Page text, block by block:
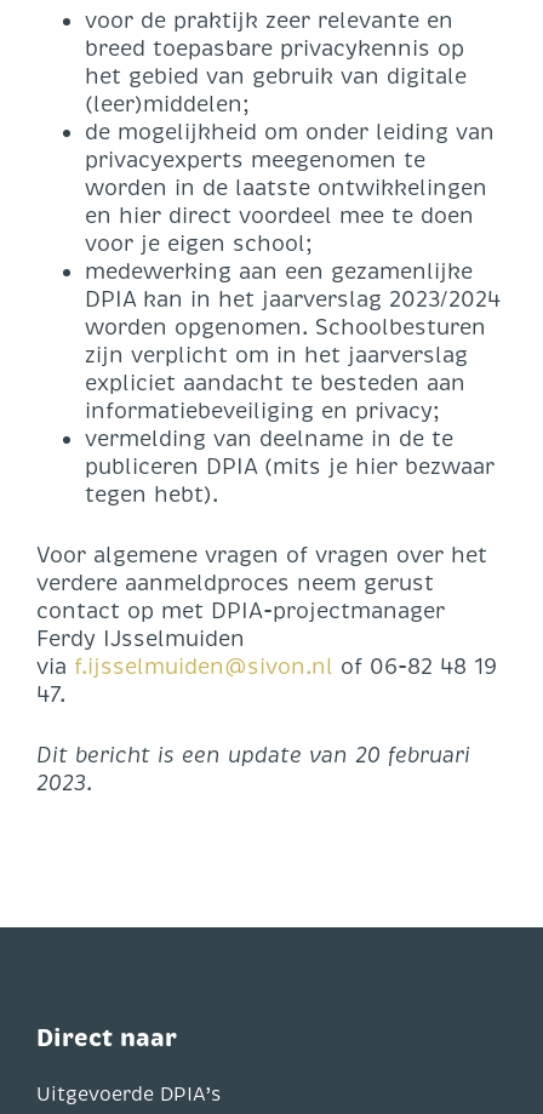
voor de praktijk zeer relevante en
breed toepasbare privacykennis op
het gebied van gebruik van digitale
(leer)middelen;
de mogelijkheid om onder leiding van
privacyexperts meegenomen te
worden in de laatste ontwikkelingen
en hier direct voordeel mee te doen
voor je eigen school;
medewerking aan een gezamenlijke
DPIA kan in het jaarverslag 2023/2024
worden opgenomen. Schoolbesturen
zijn verplicht om in het jaarverslag
expliciet aandacht te besteden aan
informatiebeveiliging en privacy;
vermelding van deelname in de te
publiceren DPIA (mits je hier bezwaar
tegen hebt).
Voor algemene vragen of vragen over het
verdere aanmeldproces neem gerust
contact op met DPIA-projectmanager
Ferdy IJsselmuiden
via f.ijsselmuiden@sivon.nl of 06-82 48 19
47.
Dit bericht is een update van 20 februari
2023.
Direct naar
Uitgevoerde DPIA’s